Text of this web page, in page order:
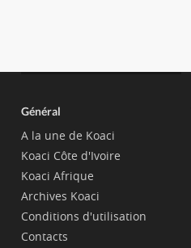
Général
A la une de Koaci
Koaci Côte d'Ivoire
Koaci Afrique
Archives Koaci
Conditions d'utilisation
Contacts